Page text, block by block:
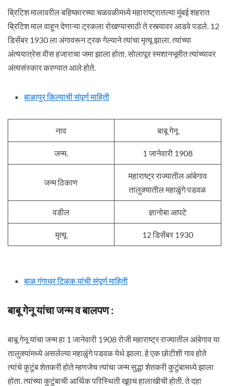
ब्रिटिश मालावरील बहिष्कारच्या चळवळीमध्ये महाराष्ट्रातल्या मुंबई शहरात
ब्रिटिश माल वाहून देणाऱ्या ट्रकला रोखण्यासाठी ते रस्त्यावर आडवे पडले. 12
डिसेंबर 1930 ला अंगावरून ट्रक गेल्याने त्यांचा मृत्यू झाला. त्यांच्या
अंत्ययात्रेस वीस हजाराचा जमा झाला होता. सोलापूर स्मशानभूमीत त्यांच्यावर
अंत्यसंस्कार करण्यात आले होते.
बाळापुर किल्याची संपूर्ण माहिती
नाव बाबू गेनू
जन्म. 1 जानेवारी 1908
जन्म ठिकाण
महाराष्ट्र राज्यातील आंबेगाव
तालुक्यातील महाळुंगे पडवळ
वडील ज्ञानोबा आपटे
मृत्यू 12 डिसेंबर 1930
बाळ गंगाधर टिळक यांची संपूर्ण माहिती
बाबू गेनू यांचा जन्म व बालपण :
बाबू गेनू यांचा जन्म हा 1 जानेवारी 1908 रोजी महाराष्ट्र राज्यातील आंबेगाव या
तालुक्यांमध्ये असलेल्या महाळुंगे पडवळ येथे झाला. हे एक छोटीशी गाव होते
त्यांचे कुटुंब शेतकरी होते म्हणजेच त्यांचा जन्म सुद्धा शेतकरी कुटुंबामध्ये झाला
होता. त्यांच्या कुटुंबाची आर्थिक परिस्थिती खूपच हालाखीची होती. ते दहा